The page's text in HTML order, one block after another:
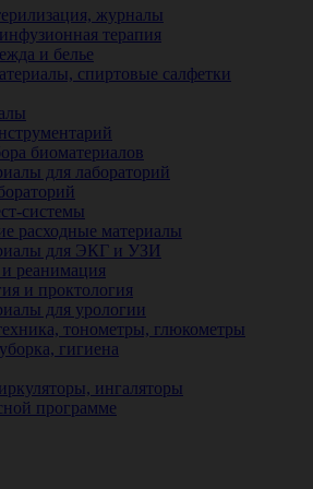
журналы
терапия
и белье
спиртовые салфетки
биоматериалов
для лабораторий
системы
расходные материалы
для ЭКГ и УЗИ
реанимация
и проктология
для урологии
тонометры, глюкометры
гигиена
ингаляторы
программе